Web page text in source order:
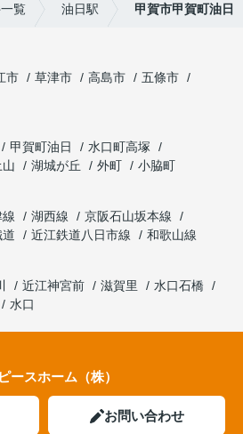
覧 油日駅 甲賀市甲賀町油日
市 草津市 高島市
五條市
甲賀町油日
水口町高塚
湖城が丘 外町
小脇町
湖西線
京阪石山坂本線
近江鉄道八日市線
和歌山線
近江神宮前 滋賀里
水口石橋
水口
ースホーム（株）
お問い合わせ